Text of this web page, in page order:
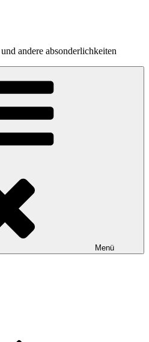
andere absonderlichkeiten
Menü